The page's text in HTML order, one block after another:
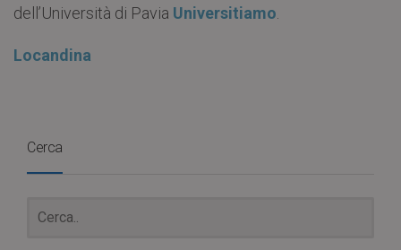
dell’Università di Pavia Universitiamo
Locandina
Cerca